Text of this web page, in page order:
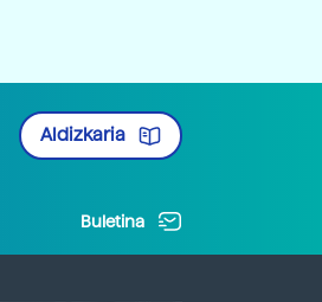
Aldizkaria
Buletina